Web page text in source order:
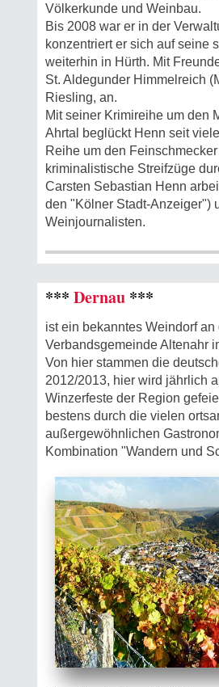
Völkerkunde und Weinbau.
Bis 2008 war er in der
konzentriert er sich auf seine
weiterhin in Hürth. Mit
St. Aldegunder Himmelreich
Riesling, an.
Mit seiner Krimireihe um den
Ahrtal beglückt Henn seit
Reihe um den
kriminalistische Streifzüge
Carsten Sebastian Henn
den "Kölner Stadt‑Anzeiger")
Weinjournalisten.
*** Dernau ***
ist ein bekanntes Weindorf
Verbandsgemeinde Altenahr
Von hier stammen die
2012/2013, hier wird jährlich
Winzerfeste der Region
bestens durch die vielen
außergewöhnlichen
Kombination "Wandern und